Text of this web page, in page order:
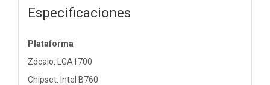
Especificaciones
Plataforma
Zócalo: LGA1700
Chipset: Intel B760